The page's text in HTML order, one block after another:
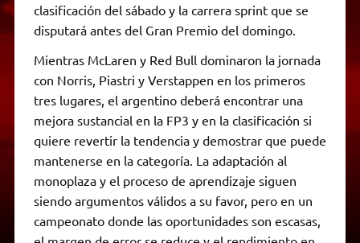
clasificación del sábado y la carrera sprint que se
disputará antes del Gran Premio del domingo.
Mientras McLaren y Red Bull dominaron la jornada
con Norris, Piastri y Verstappen en los primeros
tres lugares, el argentino deberá encontrar una
mejora sustancial en la FP3 y en la clasificación si
quiere revertir la tendencia y demostrar que puede
mantenerse en la categoría. La adaptación al
monoplaza y el proceso de aprendizaje siguen
siendo argumentos válidos a su favor, pero en un
campeonato donde las oportunidades son escasas,